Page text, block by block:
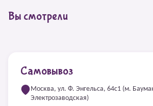
Вы смотрели
Самовывоз
Москва, ул. Ф. Энгельса, 64с1 (м.
Электрозаводская)